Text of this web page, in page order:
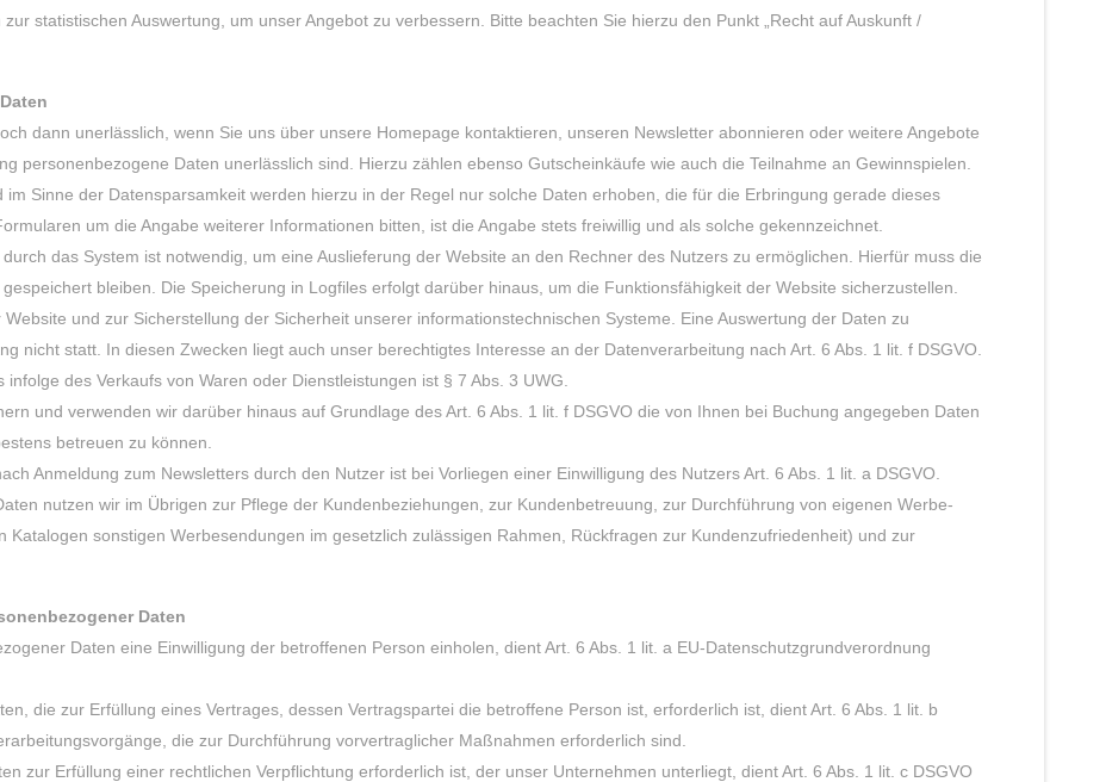
statistischen Auswertung, um unser Angebot zu verbessern. Bitte beachten Sie hierzu den Punkt „Recht auf Auskunft /
dann unerlässlich, wenn Sie uns über unsere Homepage kontaktieren, unseren Newsletter abonnieren oder weitere Angebote
personenbezogene Daten unerlässlich sind. Hierzu zählen ebenso Gutscheinkäufe wie auch die Teilnahme an Gewinnspielen.
Sinne der Datensparsamkeit werden hierzu in der Regel nur solche Daten erhoben, die für die Erbringung gerade dieses
um die Angabe weiterer Informationen bitten, ist die Angabe stets freiwillig und als solche gekennzeichnet.
das System ist notwendig, um eine Auslieferung der Website an den Rechner des Nutzers zu ermöglichen. Hierfür muss die
bleiben. Die Speicherung in Logfiles erfolgt darüber hinaus, um die Funktionsfähigkeit der Website sicherzustellen.
und zur Sicherstellung der Sicherheit unserer informationstechnischen Systeme. Eine Auswertung der Daten zu
nicht statt. In diesen Zwecken liegt auch unser berechtigtes Interesse an der Datenverarbeitung nach Art. 6 Abs. 1 lit. f DSGVO.
des Verkaufs von Waren oder Dienstleistungen ist § 7 Abs. 3 UWG.
und verwenden wir darüber hinaus auf Grundlage des Art. 6 Abs. 1 lit. f DSGVO die von Ihnen bei Buchung angegeben Daten
betreuen zu können.
Anmeldung zum Newsletters durch den Nutzer ist bei Vorliegen einer Einwilligung des Nutzers Art. 6 Abs. 1 lit. a DSGVO.
nutzen wir im Übrigen zur Pflege der Kundenbeziehungen, zur Kundenbetreuung, zur Durchführung von eigenen Werbe-
sonstigen Werbesendungen im gesetzlich zulässigen Rahmen, Rückfragen zur Kundenzufriedenheit) und zur
Daten
Daten eine Einwilligung der betroffenen Person einholen, dient Art. 6 Abs. 1 lit. a EU-Datenschutzgrundverordnung
die zur Erfüllung eines Vertrages, dessen Vertragspartei die betroffene Person ist, erforderlich ist, dient Art. 6 Abs. 1 lit. b
die zur Durchführung vorvertraglicher Maßnahmen erforderlich sind.
zur Erfüllung einer rechtlichen Verpflichtung erforderlich ist, der unser Unternehmen unterliegt, dient Art. 6 Abs. 1 lit. c DSGVO